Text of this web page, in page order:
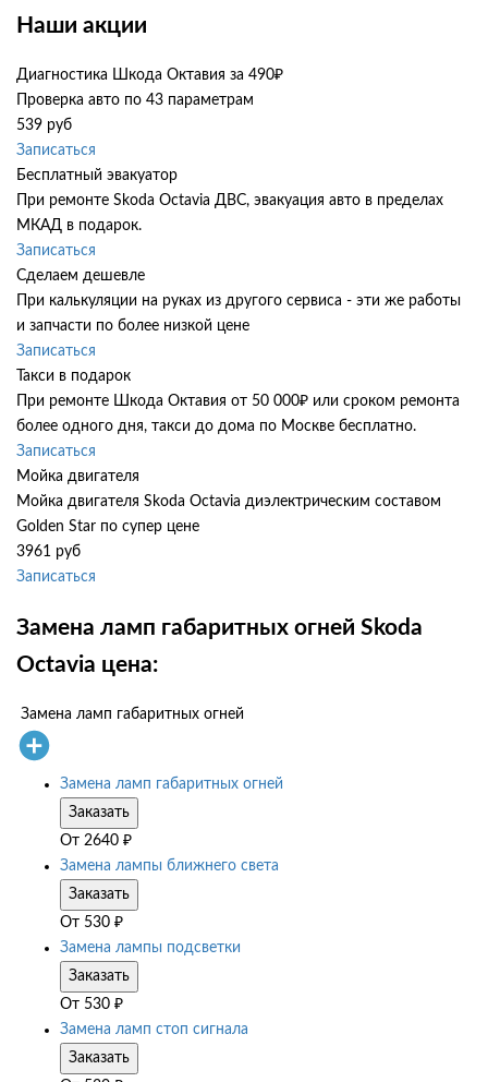
Наши акции
Диагностика Шкода Октавия за 490₽
Проверка авто по 43 параметрам
539 руб
Записаться
Бесплатный эвакуатор
При ремонте Skoda Octavia ДВС, эвакуация авто в пределах
МКАД в подарок.
Записаться
Сделаем дешевле
При калькуляции на руках из другого сервиса - эти же работы
и запчасти по более низкой цене
Записаться
Такси в подарок
При ремонте Шкода Октавия от 50 000₽ или сроком ремонта
более одного дня, такси до дома по Москве бесплатно.
Записаться
Мойка двигателя
Мойка двигателя Skoda Octavia диэлектрическим составом
Golden Star по супер цене
3961 руб
Записаться
Замена ламп габаритных огней Skoda
Octavia цена:
Замена ламп габаритных огней
Замена ламп габаритных огней
Заказать
От 2640 ₽
Замена лампы ближнего света
Заказать
От 530 ₽
Замена лампы подсветки
Заказать
От 530 ₽
Замена ламп стоп сигнала
Заказать